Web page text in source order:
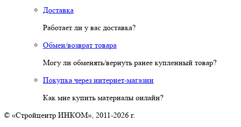
Доставка
Работает ли у вас доставка?
Обмен/возврат товара
Могу ли обменять/вернуть ранее купленный товар?
Покупка через интернет-магазин
Как мне купить материалы онлайн?
© «Стройцентр ИНКОМ», 2011-2026 г.